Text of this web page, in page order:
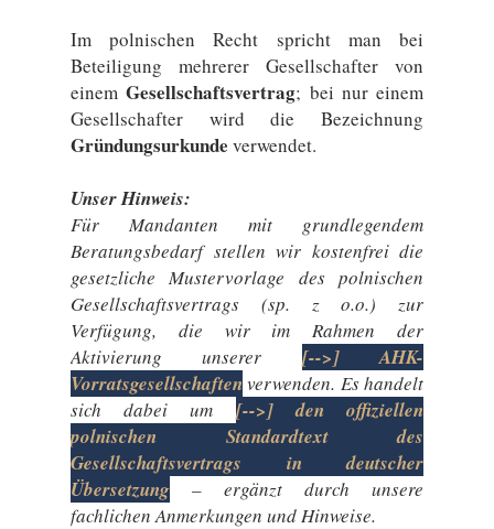
Im polnischen Recht spricht man bei
Beteiligung mehrerer Gesellschafter von
einemGesellschaftsvertrag; bei nur einem
Gesellschafter wird die Bezeichnung
Gründungsurkunde verwendet.
Unser Hinweis:
Für Mandanten mit grundlegendem
Beratungsbedarf stellen wir kostenfrei die
gesetzliche Mustervorlage des polnischen
Gesellschaftsvertrags (sp. z o.o.) zur
Verfügung, die wir im Rahmen der
Aktivierung unserer [-->] AHK-
Vorratsgesellschaften verwenden. Es handelt
sich dabei um [-->] den offiziellen
polnischen Standardtext des
Gesellschaftsvertrags in deutscher
Übersetzung
– ergänzt durch unsere
fachlichen Anmerkungen und Hinweise.